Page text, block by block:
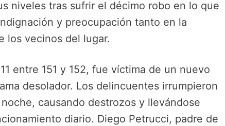
niveles tras sufrir el décimo robo en lo que
y preocupación tanto en la
los vecinos del lugar.
entre 151 y 152, fue víctima de un nuevo
desolador. Los delincuentes irrumpieron
causando destrozos y llevándose
diario. Diego Petrucci, padre de